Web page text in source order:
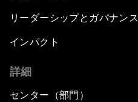
リーダーシップとガバナンス
インパクト
詳細
センター（部門）